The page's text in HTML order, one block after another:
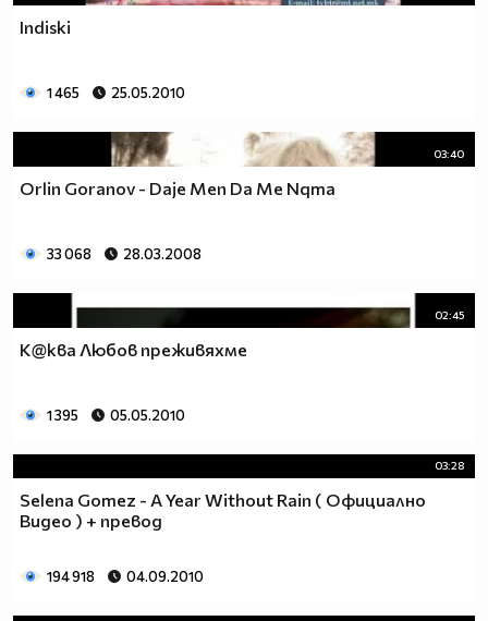
Indiski
1 465 25.05.2010
03:40
Orlin Goranov - Daje Men Da Me Nqma
33 068 28.03.2008
02:45
К@kва Любов преживяхме
1 395 05.05.2010
03:28
Selena Gomez - A Year Without Rain ( Официално
Видео ) + превод
194 918 04.09.2010